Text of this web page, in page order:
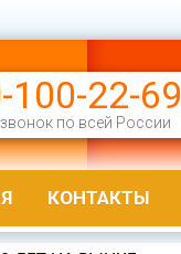
100-22-69
по всей России
КОНТАКТЫ